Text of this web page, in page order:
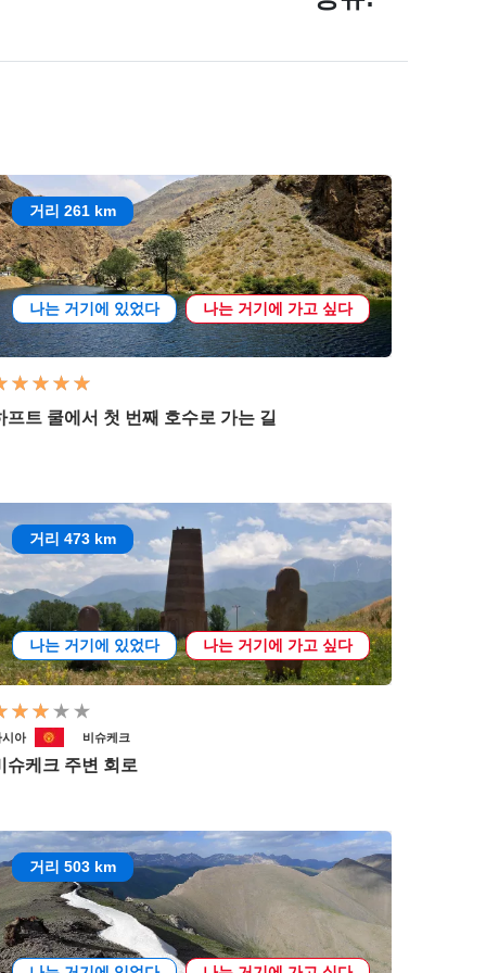
거리 261 km
나는 거기에 있었다 나는 거기에 가고 싶다
프트 쿨에서 첫 번째 호수로 가는 길
거리 473 km
나는 거기에 있었다 나는 거기에 가고 싶다
시아 비슈케크
슈케크 주변 회로
거리 503 km